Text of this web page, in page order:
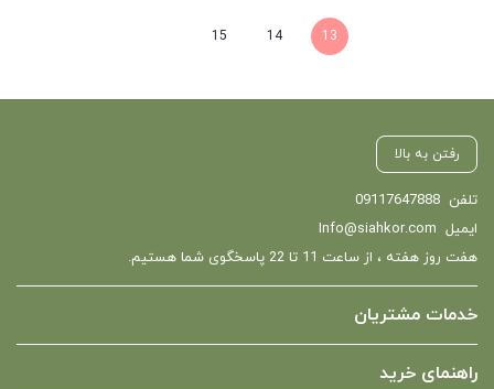
13
14
15
رفتن به بالا
تلفن 09117647888
ایمیل Info@siahkor.com
هفت روز هفته ، از ساعت 11 تا 22 پاسخگوی شما هستیم.
خدمات مشتریان
راهنمای خرید